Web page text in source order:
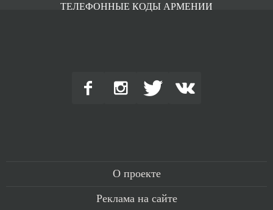
ТЕЛЕФОННЫЕ КОДЫ АРМЕНИИ
О проекте
Реклама на сайте